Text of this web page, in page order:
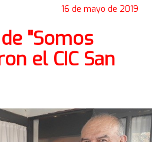
16 de mayo de 2019
"Somos
el CIC San